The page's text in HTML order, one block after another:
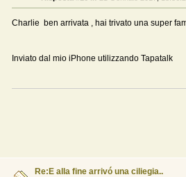
Charlie ben arrivata , hai trivato una super
Inviato dal mio iPhone utilizzando Tapatalk
Re:E alla fine arrivó una ciliegia..